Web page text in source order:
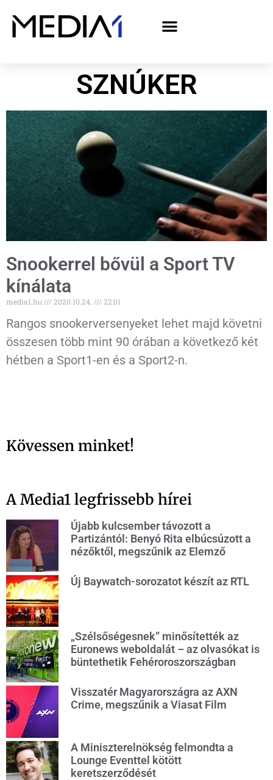
SZNÚKER
Snookerrel bővül a Sport TV
kínálata
media1.hu 2020.10.24. 22:01
Rangos snookerversenyeket lehet majd követni
összesen több mint 90 órában a következő két
hétben a Sport1-en és a Sport2-n.
Kövessen minket!
A Media1 legfrissebb hírei
Újabb kulcsember távozott a
Partizántól: Benyó Rita elbúcsúzott a
nézőktől, megszűnik az Elemző
Új Baywatch-sorozatot készít az RTL
„Szélsőségesnek” minősítették az
Euronews weboldalát – az olvasókat is
büntethetik Fehéroroszországban
Visszatér Magyarországra az AXN
Crime, megszűnik a Viasat Film
A Miniszterelnökség felmondta a
Lounge Eventtel kötött
keretszerződését